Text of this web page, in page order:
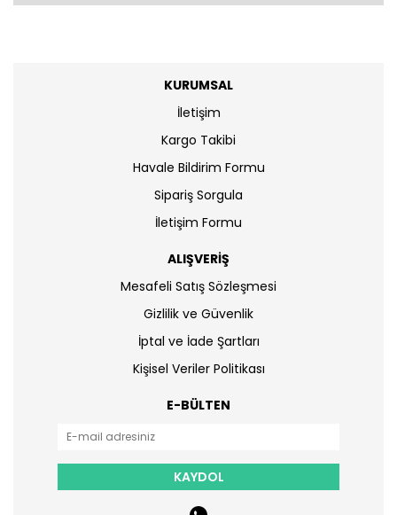
KURUMSAL
İletişim
Kargo Takibi
Havale Bildirim Formu
Sipariş Sorgula
İletişim Formu
ALIŞVERİŞ
Mesafeli Satış Sözleşmesi
Gizlilik ve Güvenlik
İptal ve İade Şartları
Kişisel Veriler Politikası
E-BÜLTEN
KAYDOL